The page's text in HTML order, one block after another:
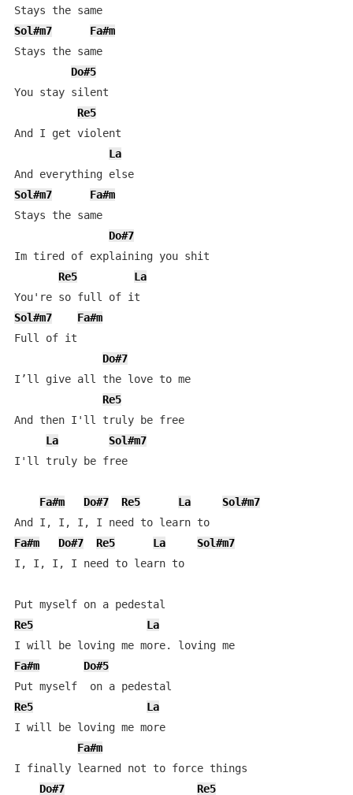
Stays the same
Sol#m7
Fa#m
Stays the same
Do#5
You stay silent
Re5
And I get violent
La
And everything else
Sol#m7
Fa#m
Stays the same
Do#7
Im tired of explaining you shit
Re5
La
Sol#m7
Fa#m
Full of it
Do#7
I’ll give all the love to me
Re5
And then I'll truly be free
La
Sol#m7
I'll truly be free
Fa#m Do#7 Re5 La
Sol#m7
And I, I, I, I need to learn to
Fa#m
Do#7 Re5 La
Sol#m7
I, I, I, I need to learn to
Re5
La
I will be loving me more. loving me
Fa#m
Do#5
Re5
La
I will be loving mе more
Fa#m
I finally learned not to forcе things
Do#7
Re5